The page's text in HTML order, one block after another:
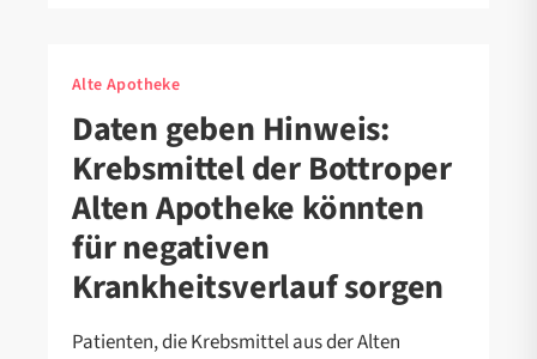
Alte Apotheke
Daten geben Hinweis:
Krebsmittel der Bottroper
Alten Apotheke könnten
für negativen
Krankheitsverlauf sorgen
Patienten, die Krebsmittel aus der Alten